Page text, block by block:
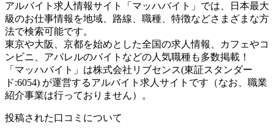
アルバイト求人情報サイト「マッハバイト」では、日本最大
級のお仕事情報を地域、路線、職種、特徴などさまざまな方
法で検索可能です。
東京や大阪、京都を始めとした全国の求人情報、カフェやコ
ンビニ、アパレルのバイトなどの人気職種も多数掲載！
「マッハバイト」は株式会社リブセンス(東証スタンダー
ド:6054) が運営するアルバイト求人サイトです（なお、職業
紹介事業は行っておりません）。
投稿された口コミについて